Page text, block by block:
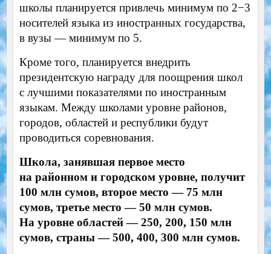
школы планируется привлечь минимум по 2−3
носителей языка из иностранных государства,
в вузы — минимум по 5.
Кроме того, планируется внедрить
президентскую награду для поощрения школ
с лучшими показателями по иностранным
языкам. Между школами уровне районов,
городов, областей и республики будут
проводиться соревнования.
Школа, занявшая первое место
на районном и городском уровне, получит
100 млн сумов, второе место — 75 млн
сумов, третье место — 50 млн сумов.
На уровне областей — 250, 200, 150 млн
сумов, страны — 500, 400, 300 млн сумов.